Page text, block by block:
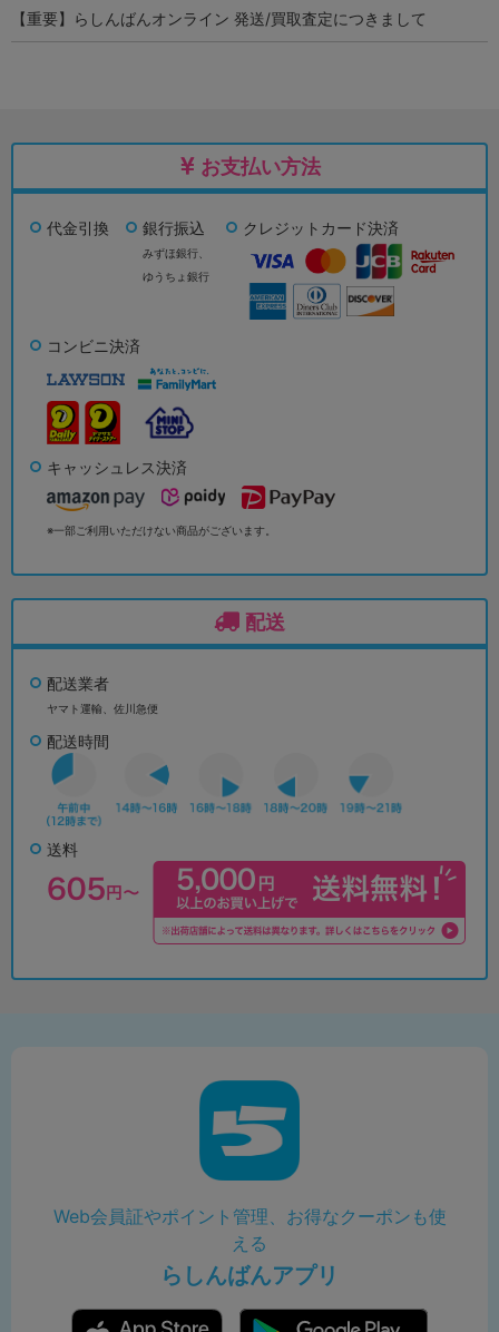
【重要】らしんばんオンライン 発送/買取査定につきまして
お支払い方法
代金引換 銀行振込
みずほ銀行、
ゆうちょ銀行
クレジットカード決済
コンビニ決済
キャッシュレス決済
※一部ご利用いただけない商品がございます。
配送
配送業者
ヤマト運輸、佐川急便
配送時間
送料
Web会員証やポイント管理、お得なクーポンも使
える
らしんばんアプリ